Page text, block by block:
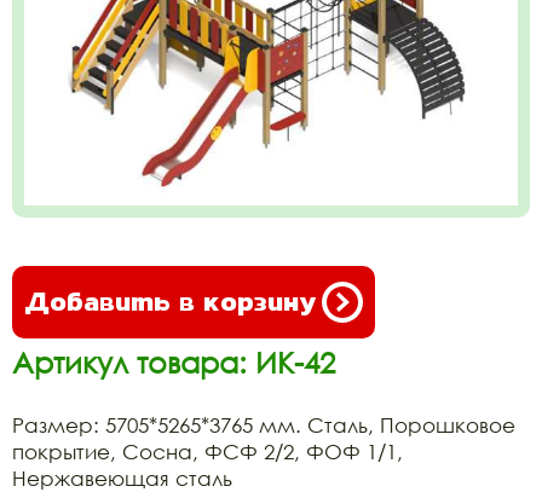
Добавить в корзину
Артикул товара: ИК-42
Размер: 5705*5265*3765 мм. Сталь, Порошковое
покрытие, Сосна, ФСФ 2/2, ФОФ 1/1,
Нержавеющая сталь